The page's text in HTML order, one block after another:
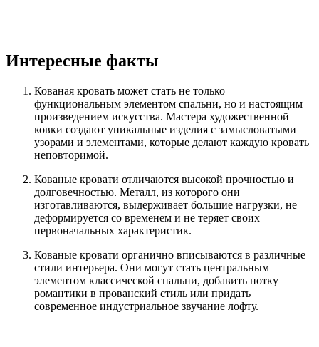
Интересные факты
Кованая кровать может стать не только
функциональным элементом спальни, но и настоящим
произведением искусства. Мастера художественной
ковки создают уникальные изделия с замысловатыми
узорами и элементами, которые делают каждую кровать
неповторимой.
Кованые кровати отличаются высокой прочностью и
долговечностью. Металл, из которого они
изготавливаются, выдерживает большие нагрузки, не
деформируется со временем и не теряет своих
первоначальных характеристик.
Кованые кровати органично вписываются в различные
стили интерьера. Они могут стать центральным
элементом классической спальни, добавить нотку
романтики в прованский стиль или придать
современное индустриальное звучание лофту.